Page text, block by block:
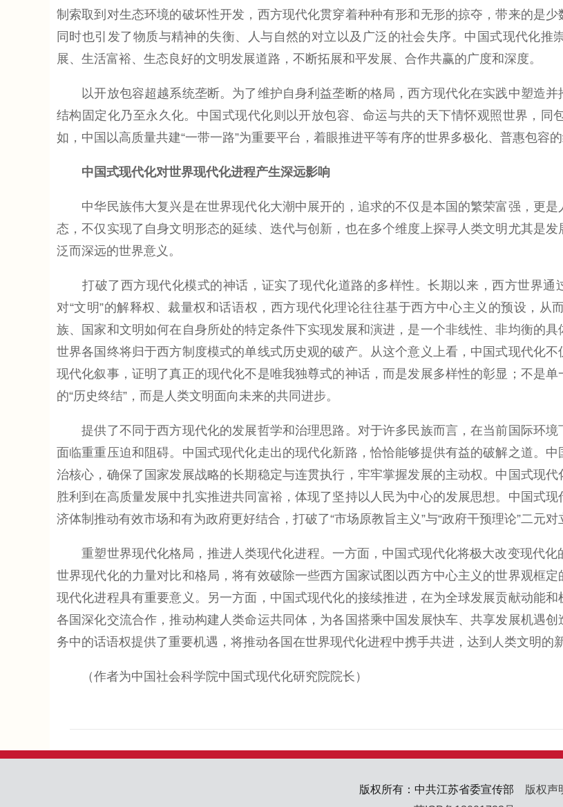
制索取到对生态环境的破坏性开发，西方现代化贯穿着种种有形和无形的掠夺，带来的是
同时也引发了物质与精神的失衡、人与自然的对立以及广泛的社会失序。中国式现代化
展、生活富裕、生态良好的文明发展道路，不断拓展和平发展、合作共赢的广度和深度。
以开放包容超越系统垄断。为了维护自身利益垄断的格局，西方现代化在实践中塑造并
结构固定化乃至永久化。中国式现代化则以开放包容、命运与共的天下情怀观照世界，同
如，中国以高质量共建“一带一路”为重要平台，着眼推进平等有序的世界多极化、普惠包容
中国式现代化对世界现代化进程产生深远影响
中华民族伟大复兴是在世界现代化大潮中展开的，追求的不仅是本国的繁荣富强，更是
态，不仅实现了自身文明形态的延续、迭代与创新，也在多个维度上探寻人类文明尤其是
泛而深远的世界意义。
打破了西方现代化模式的神话，证实了现代化道路的多样性。长期以来，西方世界通
对“文明”的解释权、裁量权和话语权，西方现代化理论往往基于西方中心主义的预设，
族、国家和文明如何在自身所处的特定条件下实现发展和演进，是一个非线性、非均衡的
世界各国终将归于西方制度模式的单线式历史观的破产。从这个意义上看，中国式现代化
现代化叙事，证明了真正的现代化不是唯我独尊式的神话，而是发展多样性的彰显；不是
的“历史终结”，而是人类文明面向未来的共同进步。
提供了不同于西方现代化的发展哲学和治理思路。对于许多民族而言，在当前国际环境
面临重重压迫和阻碍。中国式现代化走出的现代化新路，恰恰能够提供有益的破解之道。
治核心，确保了国家发展战略的长期稳定与连贯执行，牢牢掌握发展的主动权。中国式现
胜利到在高质量发展中扎实推进共同富裕，体现了坚持以人民为中心的发展思想。中国式
济体制推动有效市场和有为政府更好结合，打破了“市场原教旨主义”与“政府干预理论”二元对
重塑世界现代化格局，推进人类现代化进程。一方面，中国式现代化将极大改变现代化
世界现代化的力量对比和格局，将有效破除一些西方国家试图以西方中心主义的世界观框
现代化进程具有重要意义。另一方面，中国式现代化的接续推进，在为全球发展贡献动能
各国深化交流合作，推动构建人类命运共同体，为各国搭乘中国发展快车、共享发展机遇
务中的话语权提供了重要机遇，将推动各国在世界现代化进程中携手共进，达到人类文明的
（作者为中国社会科学院中国式现代化研究院院长）
版权所有：中共江苏省委宣传部 版权声